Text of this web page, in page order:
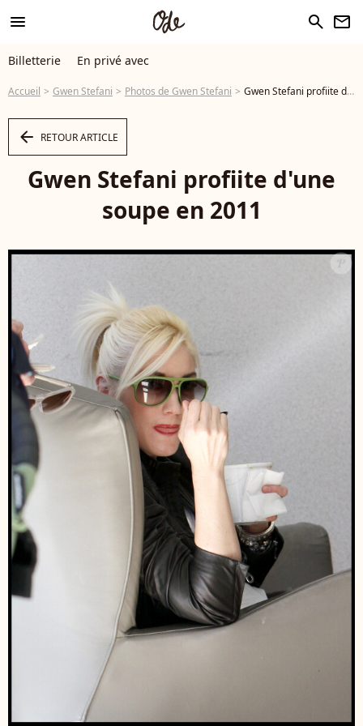
menu search newsletter
Billetterie En privé avec
Accueil Gwen Stefani Photos de Gwen Stefani Gwen Stefani profiite d'une soupe en 2011 - Photo
arrow_left RETOUR ARTICLE
Gwen Stefani profiite d'une
soupe en 2011